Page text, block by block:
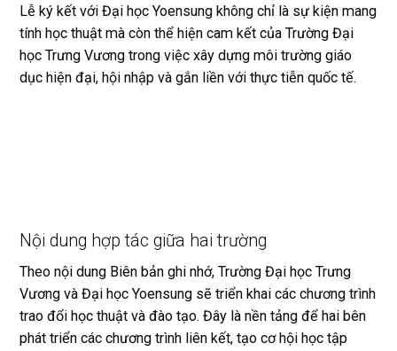
Lễ ký kết với Đại học Yoensung không chỉ là sự kiện mang
tính học thuật mà còn thể hiện cam kết của Trường Đại
học Trưng Vương trong việc xây dựng môi trường giáo
dục hiện đại, hội nhập và gắn liền với thực tiễn quốc tế.
Nội dung hợp tác giữa hai trường
Theo nội dung Biên bản ghi nhớ, Trường Đại học Trưng
Vương và Đại học Yoensung sẽ triển khai các chương trình
trao đổi học thuật và đào tạo. Đây là nền tảng để hai bên
phát triển các chương trình liên kết, tạo cơ hội học tập